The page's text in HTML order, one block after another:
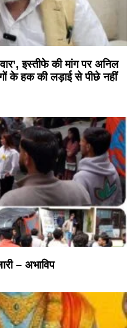
इस्तीफे की मांग पर अनिल
के हक की लड़ाई से पीछे नहीं
– अभाविप